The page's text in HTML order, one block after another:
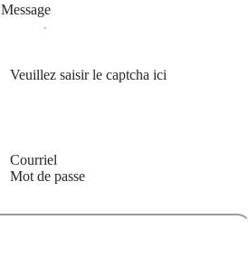
Message
Veuillez saisir le captcha ici
Courriel
Mot de passe